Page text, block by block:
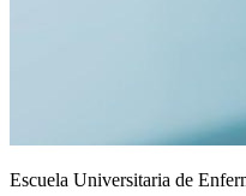
Escuela Universitaria de